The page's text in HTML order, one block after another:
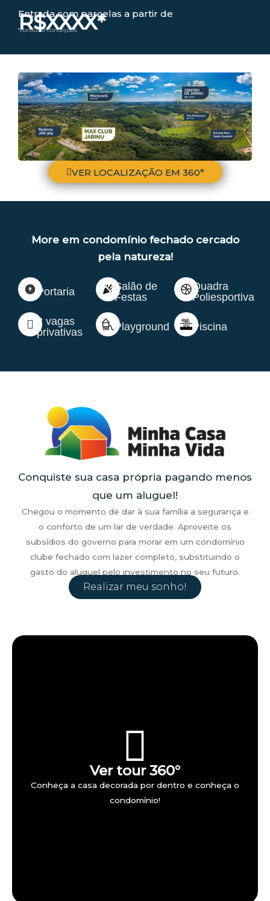
Entrada com parcelas a partir de
R$XXXX*
*consulte condições.
VER LOCALIZAÇÃO EM 360°
More em condomínio fechado cercado
pela natureza!
Portaria
Salão de
Festas
Quadra
Poliesportiva
2 vagas
privativas
Playground Piscina
Conquiste sua casa própria pagando menos
que um aluguel!
Chegou o momento de dar à sua família a segurança e
o conforto de um lar de verdade. Aproveite os
subsídios do governo para morar em um condomínio
clube fechado com lazer completo, substituindo o
gasto do aluguel pelo investimento no seu futuro.
Realizar meu sonho!
Ver tour 360°
Conheça a casa decorada por dentro e conheça o
condomínio!